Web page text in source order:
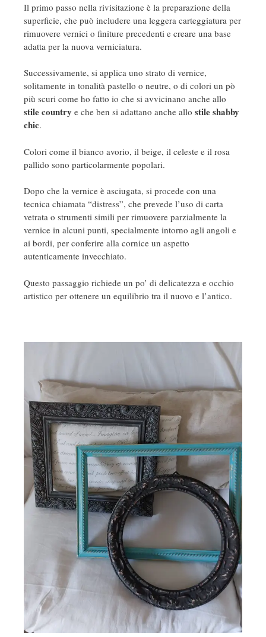
Il primo passo nella rivisitazione è la preparazione della
superficie, che può includere una leggera carteggiatura per
rimuovere vernici o finiture precedenti e creare una base
adatta per la nuova verniciatura.
Successivamente, si applica uno strato di vernice,
solitamente in tonalità pastello o neutre, o di colori un pò
più scuri come ho fatto io che si avvicinano anche allo
stile country e che ben si adattano anche allo stile shabby
chic.
Colori come il bianco avorio, il beige, il celeste e il rosa
pallido sono particolarmente popolari.
Dopo che la vernice è asciugata, si procede con una
tecnica chiamata “distress”, che prevede l’uso di carta
vetrata o strumenti simili per rimuovere parzialmente la
vernice in alcuni punti, specialmente intorno agli angoli e
ai bordi, per conferire alla cornice un aspetto
autenticamente invecchiato.
Questo passaggio richiede un po’ di delicatezza e occhio
artistico per ottenere un equilibrio tra il nuovo e l’antico.